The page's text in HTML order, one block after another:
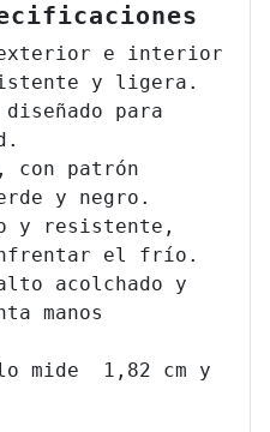
e interior
y ligera.
para
con patrón
y negro.
y resistente,
el frío.
acolchado y
manos
mide 1,82 cm y